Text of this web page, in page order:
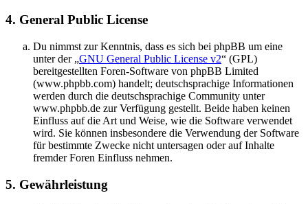
4. General Public License
Du nimmst zur Kenntnis, dass es sich bei phpBB um eine
unter der „GNU General Public License v2“ (GPL)
bereitgestellten Foren-Software von phpBB Limited
(www.phpbb.com) handelt; deutschsprachige Informationen
werden durch die deutschsprachige Community unter
www.phpbb.de zur Verfügung gestellt. Beide haben keinen
Einfluss auf die Art und Weise, wie die Software verwendet
wird. Sie können insbesondere die Verwendung der Software
für bestimmte Zwecke nicht untersagen oder auf Inhalte
fremder Foren Einfluss nehmen.
5. Gewährleistung